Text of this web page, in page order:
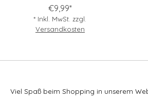
€9,99*
* Inkl. MwSt. zzgl.
Versandkosten
Viel Spaß beim Shopping in unserem